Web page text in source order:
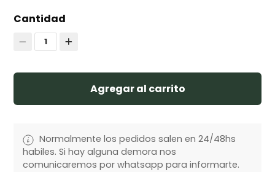
Cantidad
1
Agregar al carrito
Normalmente los pedidos salen en 24/48hs
habiles. Si hay alguna demora nos
comunicaremos por whatsapp para informarte.